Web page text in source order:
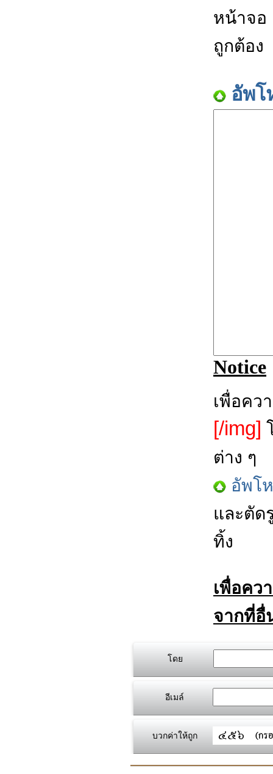
หน้าจอ
ถูกต้อง
อัพโ
Notice
เพื่อคว
[/img]
ต่าง ๆ
อัพโ
และตัด
ทิ้ง
เพื่อคว
จากที่อื่
โดย
อีเมล์
บวกค่าให้ถูก